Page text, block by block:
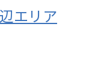
エリア